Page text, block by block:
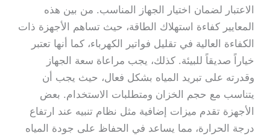
الاعتبار لضمان اختيار الجهاز المناسب. من بين هذه
المعايير كفاءة استهلاك الطاقة، حيث تساهم الأجهزة ذات
الكفاءة العالية في تقليل فواتير الكهرباء، كما أنها تعتبر
خياراً صديقاً للبيئة. كذلك، يجب مراعاة سعة الجهاز
وقدرته على تبريد المياه بشكل فعال، حيث يجب أن
يتناسب مع حجم الخزان ومتطلبات الاستخدام. بعض
الأجهزة تقدم ميزات إضافية مثل نظام تنبيه عند ارتفاع
درجة الحرارة، مما يساعد في الحفاظ على جودة المياه